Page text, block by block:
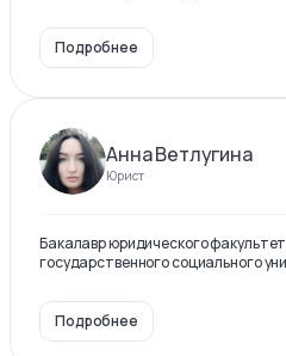
Подробнее
Анна Ветлугина
Юрист
Бакалавр юридического
государственного социального
Подробнее